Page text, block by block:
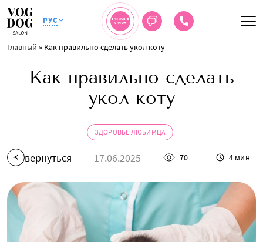
РУС
ЗАПИСЬ В
САЛОН
Главный » Как правильно сделать укол коту
Как правильно сделать
укол коту
ЗДОРОВЬЕ ЛЮБИМЦА
вернуться 17.06.2025 70 4 мин